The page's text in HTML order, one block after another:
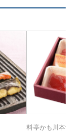
料亭かも川本館